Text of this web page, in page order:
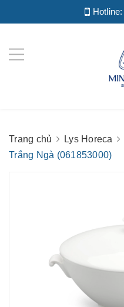
Hotline:
Trang chủ Lys Horeca
Trắng Ngà (061853000)